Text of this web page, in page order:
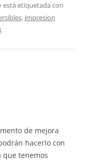
está etiquetada con
, impresion
.
de mejora
hacerlo con
que tenemos